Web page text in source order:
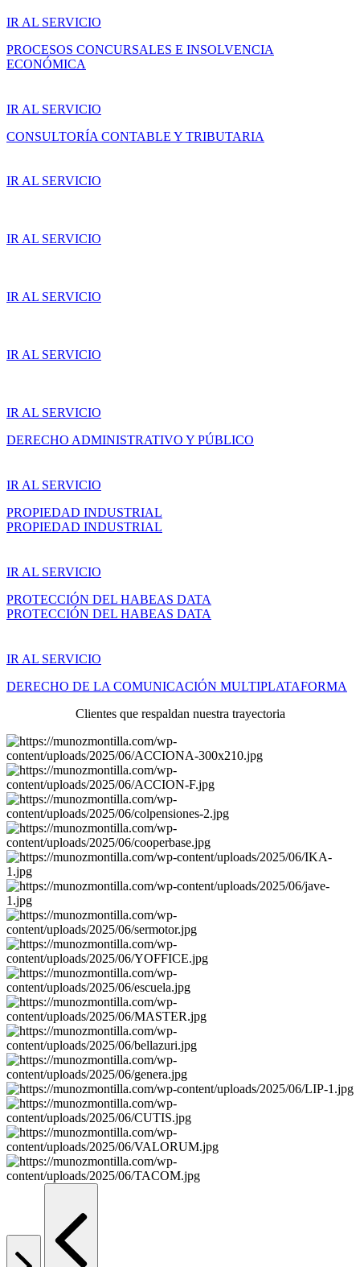
IR AL SERVICIO
PROCESOS CONCURSALES E INSOLVENCIA
ECONÓMICA
IR AL SERVICIO
CONSULTORÍA CONTABLE Y TRIBUTARIA
IR AL SERVICIO
IR AL SERVICIO
IR AL SERVICIO
IR AL SERVICIO
IR AL SERVICIO
DERECHO ADMINISTRATIVO Y PÚBLICO
IR AL SERVICIO
PROPIEDAD INDUSTRIAL
PROPIEDAD INDUSTRIAL
IR AL SERVICIO
PROTECCIÓN DEL HABEAS DATA
PROTECCIÓN DEL HABEAS DATA
IR AL SERVICIO
DERECHO DE LA COMUNICACIÓN MULTIPLATAFORMA
Clientes que respaldan nuestra trayectoria